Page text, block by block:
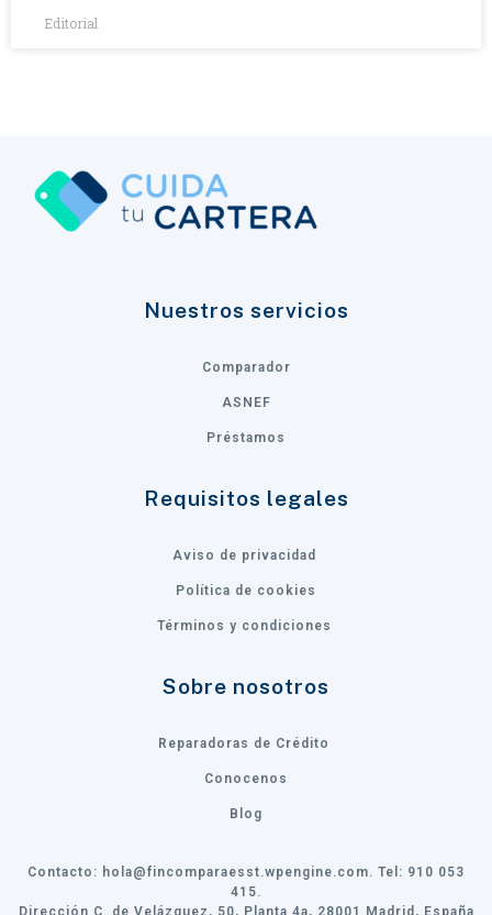
Editorial
Nuestros servicios
Comparador
ASNEF
Préstamos
Requisitos legales
Aviso de privacidad
Política de cookies
Términos y condiciones
Sobre nosotros
Reparadoras de Crédito
Conocenos
Blog
Contacto: hola@fincomparaesst.wpengine.com. Tel: 910 053
415.
Dirección C. de Velázquez, 50, Planta 4a, 28001 Madrid, España